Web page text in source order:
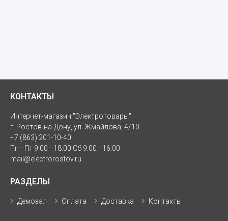
КОНТАКТЫ
Интернет-магазин "Электротовары"
г. Ростов-на-Дону, ул. Жмайлова, 4/10
+7 (863) 201-10-40
Пн—Пт 9:00—18:00 Сб 9:00—16:00
mail@electrorostov.ru
РАЗДЕЛЫ
Демозал Оплата Доставка Контакты